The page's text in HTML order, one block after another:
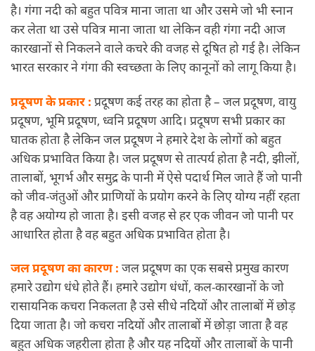
है। गंगा नदी को बहुत पवित्र माना जाता था और उसमे जो भी स्नान
कर लेता था उसे पवित्र माना जाता था लेकिन वही गंगा नदी आज
कारखानों से निकलने वाले कचरे की वजह से दूषित हो गई है। लेकिन
भारत सरकार ने गंगा की स्वच्छता के लिए कानूनों को लागू किया है।
प्रदूषण के प्रकार : प्रदूषण कई तरह का होता है – जल प्रदूषण, वायु
प्रदूषण, भूमि प्रदूषण, ध्वनि प्रदूषण आदि। प्रदूषण सभी प्रकार का
घातक होता है लेकिन जल प्रदूषण ने हमारे देश के लोगों को बहुत
अधिक प्रभावित किया है। जल प्रदूषण से तात्पर्य होता है नदी, झीलों,
तालाबों, भूगर्भ और समुद्र के पानी में ऐसे पदार्थ मिल जाते हैं जो पानी
को जीव-जंतुओं और प्राणियों के प्रयोग करने के लिए योग्य नहीं रहता
है वह अयोग्य हो जाता है। इसी वजह से हर एक जीवन जो पानी पर
आधारित होता है वह बहुत अधिक प्रभावित होता है।
जल प्रदूषण का कारण : जल प्रदूषण का एक सबसे प्रमुख कारण
हमारे उद्योग धंधे होते हैं। हमारे उद्योग धंधों, कल-कारखानों के जो
रासायनिक कचरा निकलता है उसे सीधे नदियों और तालाबों में छोड़
दिया जाता है। जो कचरा नदियों और तालाबों में छोड़ा जाता है वह
बहुत अधिक जहरीला होता है और यह नदियों और तालाबों के पानी